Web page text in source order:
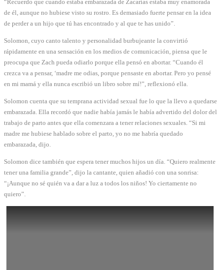
“Recuerdo que cuando estaba embarazada de Zacarías estaba muy enamorada
de él, aunque no hubiese visto su rostro. Es demasiado fuerte pensar en la idea
de perder a un hijo que tú has encontrado y al que te has unido”.
Solomon, cuyo canto talento y personalidad burbujeante la convirtió
rápidamente en una sensación en los medios de comunicación, piensa que le
preocupa que Zach pueda odiarlo porque ella pensó en abortar. “Cuando él
crezca va a pensar, ‘madre me odias, porque pensaste en abortar. Pero yo pensé
en mi mamá y ella nunca escribió un libro sobre mí!”, reflexionó ella.
Solomon cuenta que su temprana actividad sexual fue lo que la llevo a quedarse
embarazada. Ella recordó que nadie había jamás le había advertido del dolor del
trabajo de parto antes que ella comenzara a tener relaciones sexuales. “Si mi
madre me hubiese hablado sobre el parto, yo no me habría quedado
embarazada, dijo.
Solomon dice también que espera tener muchos hijos un día. “Quiero realmente
tener una familia grande”, dijo la cantante, quien añadió con una sonrisa:
“¡Aunque no sé quién va a dar a luz a todos los niños! Yo ciertamente no
quiero”.